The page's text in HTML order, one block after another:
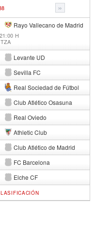
»
Rayo Vallecano de Madrid
H
Levante UD
Sevilla FC
Real Sociedad de Fútbol
Club Atlético Osasuna
Real Oviedo
Athletic Club
Club Atlético de Madrid
FC Barcelona
Elche CF